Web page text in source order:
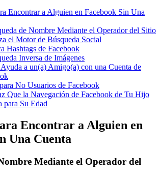
Encontrar a Alguien en Facebook Sin Una
de Nombre Mediante el Operador del Sitio
el Motor de Búsqueda Social
Hashtags de Facebook
Inversa de Imágenes
a un(a) Amigo(a) con una Cuenta de
No Usuarios de Facebook
Que la Navegación de Facebook de Tu Hijo
para Su Edad
Encontrar a Alguien en
Una Cuenta
Mediante el Operador del